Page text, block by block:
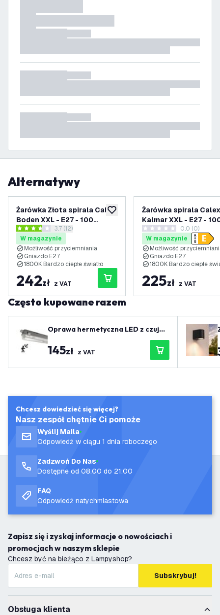
Alternatywy
dodaj do listy życzeń
Żarówka Złota spirala Calex
Boden XXL - E27 - 100
lumenów - Złotaotwórz panel recenzji
3.7 Gwiazdki oceny
3.7 (12)
W magazynie
Możliwość przyciemniania
Gniazdo E27
1800K Bardzo ciepłe światło
242zł z VAT
Żarówka spirala Calex
Kalmar XXL - E27 -
lumenów - Złoto
0 Gwiazdki oceny
0.0 (0)
W magazynie
Możliwość
Gniazdo E27
1800K Bardzo ciepłe
225zł z VAT
Często kupowane razem
Oprawa hermetyczna LED z czujni
145zł z VAT
Chcesz dowiedzieć się więcej?
Nasz zespół chętnie Ci pomoże
Wyślij Maila
Odpowiedź w ciągu 1 dnia roboczego
Zadzwoń Do Nas
Dostępne od 08:00 do 21:00
FAQ
Odpowiedź natychmiastowa
Zapisz się i zyskaj informacje o nowościach i
promocjach w naszym sklepie
Chcesz być na bieżąco z Lampyshop?
Subskrybuj!
Obsługa klienta